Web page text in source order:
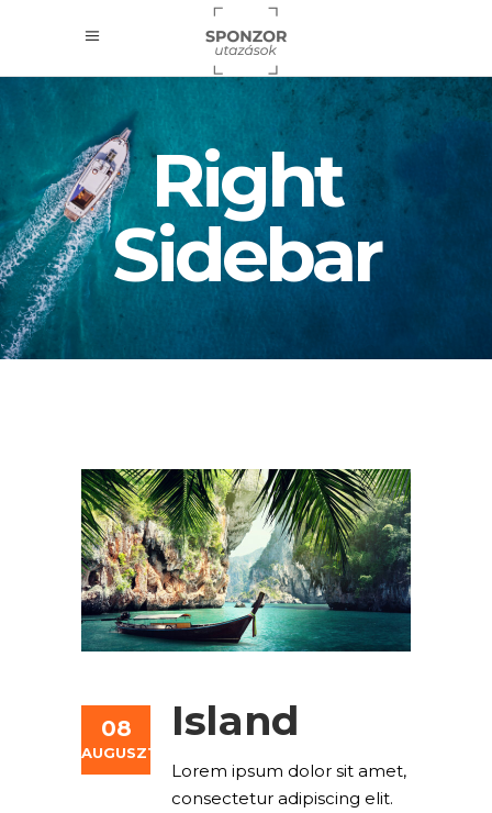
Right
Sidebar
08
AUGUSZTUS
Island
Lorem ipsum dolor sit amet,
consectetur adipiscing elit.